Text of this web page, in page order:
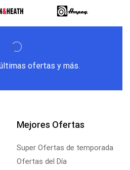
ofertas y más.
Mejores Ofertas
Super Ofertas de temporada
Ofertas del Día